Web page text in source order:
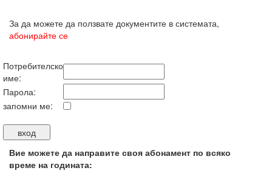
За да можете да ползвате документите в системата,
абонирайте се
Потребителско
име:
Парола:
запомни ме:
Вие можете да направите своя абонамент по всяко
време на годината: